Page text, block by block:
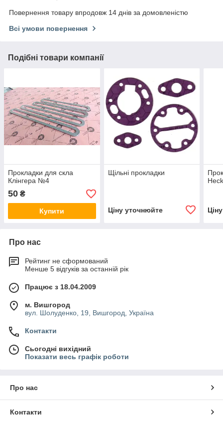
Повернення товару впродовж 14 днів за домовленістю
Всі умови повернення
Подібні товари компанії
Прокладки для скла
Клінгера №4
50 ₴
Купити
Щільні прокладки
Ціну уточнюйте
Про нас
Рейтинг не сформований
Менше 5 відгуків за останній рік
Працює з 18.04.2009
м. Вишгород
вул. Шолуденко, 19, Вишгород, Україна
Контакти
Сьогодні вихідний
Показати весь графік роботи
Про нас
Контакти